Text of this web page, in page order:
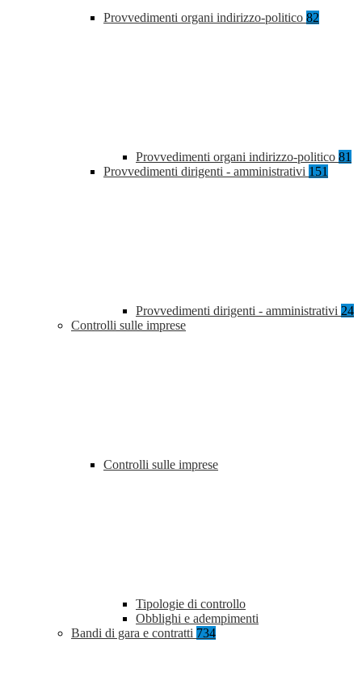
Provvedimenti organi indirizzo-politico 82
Provvedimenti organi indirizzo-politico 81
Provvedimenti dirigenti - amministrativi 151
Provvedimenti dirigenti - amministrativi 24
Controlli sulle imprese
Controlli sulle imprese
Tipologie di controllo
Obblighi e adempimenti
Bandi di gara e contratti 734